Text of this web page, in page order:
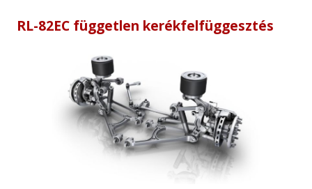
RL-82EC független kerékfelfüggesztés